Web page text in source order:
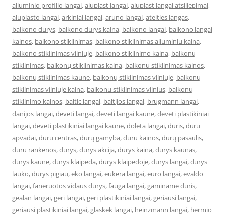
aliuminio profilio langai,aluplast langai,aluplast langai atsiliepimai,
aluplasto langai,arkiniai langai,aruno langai,ateities langas,
balkono durys, balkono durys kaina, balkono langai, balkono langai
kainos, balkono stiklinimas, balkono stiklinimas aliuminiu kaina,
balkono stiklinimas vilniuje, balkono stiklinimo kaina, balkonų
stiklinimas, balkonų stiklinimas kaina, balkonu stiklinimas kainos,
balkonų stiklinimas kaune, balkonų stiklinimas vilniuje, balkonų
stiklinimas vilniuje kaina, balkonu stiklinimas vilnius, balkonų
stiklinimo kainos, baltic langai, baltijos langai, brugmann langai,
danijos langai,deveti langai,deveti langai kaune,deveti plastikiniai
langai,deveti plastikiniai langai kaune,doleta langai,duris,duru
apvadai,duru centras,durų gamyba,duru kainos,durų pasaulis,
duru rankenos,durys,durys akcija,durys kaina,durys kaunas,
durys kaune,durys klaipeda,durys klaipedoje,durys langai,durys
lauko,durys pigiau,eko langai,eukera langai,euro langai,evaldo
langai,faneruotos vidaus durys,fauga langai,gaminame duris,
gealan langai,geri langai,geri plastikiniai langai,geriausi langai,
geriausi plastikiniai langai,glaskek langai, heinzmann langai, hermio